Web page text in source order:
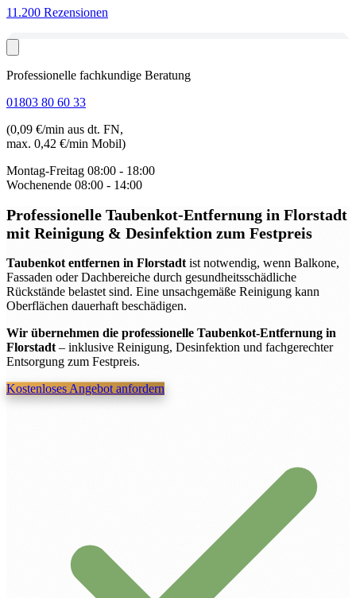
11.200 Rezensionen
Professionelle fachkundige Beratung
01803 80 60 33
(0,09 €/min aus dt. FN,
max. 0,42 €/min Mobil)
Montag-Freitag 08:00 - 18:00
Wochenende 08:00 - 14:00
Professionelle Taubenkot-Entfernung in Florstadt
mit Reinigung & Desinfektion zum Festpreis
Taubenkot entfernen in Florstadt ist notwendig, wenn Balkone,
Fassaden oder Dachbereiche durch gesundheitsschädliche
Rückstände belastet sind. Eine unsachgemäße Reinigung kann
Oberflächen dauerhaft beschädigen.
Wir übernehmen die professionelle Taubenkot-Entfernung in
Florstadt– inklusive Reinigung, Desinfektion und fachgerechter
Entsorgung zum Festpreis.
Kostenloses Angebot anfordern